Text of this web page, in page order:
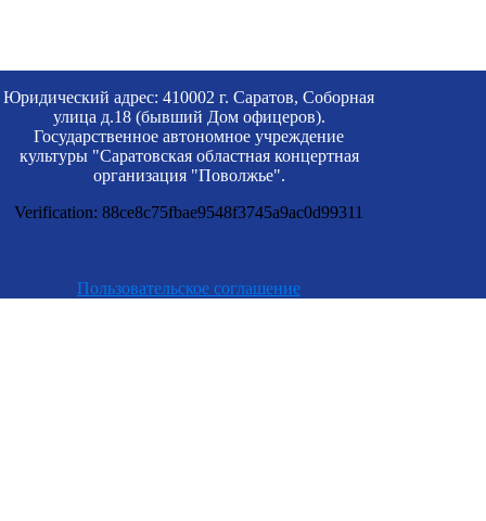
Юридический адрес: 410002 г. Саратов, Соборная
улица д.18 (бывший Дом офицеров).
Государственное автономное учреждение
культуры "Саратовская областная концертная
организация "Поволжье".
Verification: 88ce8c75fbae9548f3745a9ac0d99311
Пользовательское соглашение